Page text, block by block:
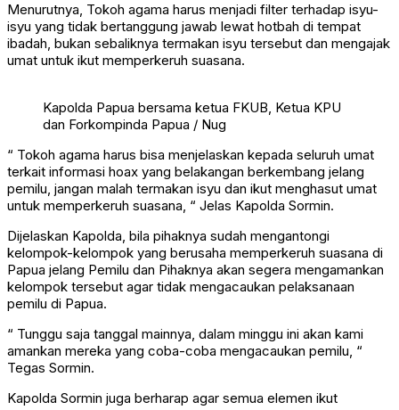
Menurutnya, Tokoh agama harus menjadi filter terhadap isyu-
isyu yang tidak bertanggung jawab lewat hotbah di tempat
ibadah, bukan sebaliknya termakan isyu tersebut dan mengajak
umat untuk ikut memperkeruh suasana.
Kapolda Papua bersama ketua FKUB, Ketua KPU
dan Forkompinda Papua / Nug
“ Tokoh agama harus bisa menjelaskan kepada seluruh umat
terkait informasi hoax yang belakangan berkembang jelang
pemilu, jangan malah termakan isyu dan ikut menghasut umat
untuk memperkeruh suasana, “ Jelas Kapolda Sormin.
Dijelaskan Kapolda, bila pihaknya sudah mengantongi
kelompok-kelompok yang berusaha memperkeruh suasana di
Papua jelang Pemilu dan Pihaknya akan segera mengamankan
kelompok tersebut agar tidak mengacaukan pelaksanaan
pemilu di Papua.
“ Tunggu saja tanggal mainnya, dalam minggu ini akan kami
amankan mereka yang coba-coba mengacaukan pemilu, “
Tegas Sormin.
Kapolda Sormin juga berharap agar semua elemen ikut